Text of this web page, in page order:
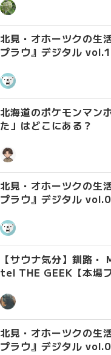
北見・オホーツクの生
プラウ』デジタル
北海道のポケモンマン
た」はどこにある？
北見・オホーツクの生
プラウ』デジタル
【サウナ気分】釧路
tel THE GEEK【本場
北見・オホーツクの生
プラウ』デジタル